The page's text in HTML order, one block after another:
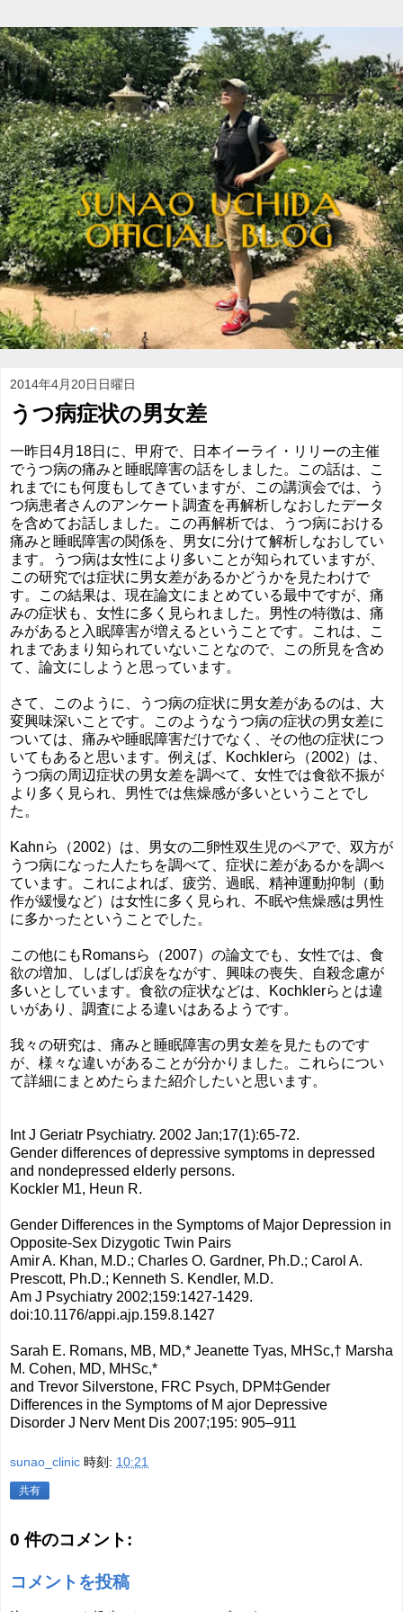
2014年4月20日日曜日
うつ病症状の男女差
一昨日4月18日に、甲府で、日本イーライ・リリーの主催
でうつ病の痛みと睡眠障害の話をしました。この話は、こ
れまでにも何度もしてきていますが、この講演会では、う
つ病患者さんのアンケート調査を再解析しなおしたデータ
を含めてお話しました。この再解析では、うつ病における
痛みと睡眠障害の関係を、男女に分けて解析しなおしてい
ます。うつ病は女性により多いことが知られていますが、
この研究では症状に男女差があるかどうかを見たわけで
す。この結果は、現在論文にまとめている最中ですが、痛
みの症状も、女性に多く見られました。男性の特徴は、痛
みがあると入眠障害が増えるということです。これは、こ
れまであまり知られていないことなので、この所見を含め
て、論文にしようと思っています。
さて、このように、うつ病の症状に男女差があるのは、大
変興味深いことです。このようなうつ病の症状の男女差に
ついては、痛みや睡眠障害だけでなく、その他の症状につ
いてもあると思います。例えば、Kochklerら（2002）は、
うつ病の周辺症状の男女差を調べて、女性では食欲不振が
より多く見られ、男性では焦燥感が多いということでし
た。
Kahnら（2002）は、男女の二卵性双生児のペアで、双方が
うつ病になった人たちを調べて、症状に差があるかを調べ
ています。これによれば、疲労、過眠、精神運動抑制（動
作が緩慢など）は女性に多く見られ、不眠や焦燥感は男性
に多かったということでした。
この他にもRomansら（2007）の論文でも、女性では、食
欲の増加、しばしば涙をながす、興味の喪失、自殺念慮が
多いとしています。食欲の症状などは、Kochklerらとは違
いがあり、調査による違いはあるようです。
我々の研究は、痛みと睡眠障害の男女差を見たものです
が、様々な違いがあることが分かりました。これらについ
て詳細にまとめたらまた紹介したいと思います。
Int J Geriatr Psychiatry. 2002 Jan;17(1):65-72.
Gender differences of depressive symptoms in depressed
and nondepressed elderly persons.
Kockler M1, Heun R.
Gender Differences in the Symptoms of Major Depression in
Opposite-Sex Dizygotic Twin Pairs
Amir A. Khan, M.D.; Charles O. Gardner, Ph.D.; Carol A.
Prescott, Ph.D.; Kenneth S. Kendler, M.D.
Am J Psychiatry 2002;159:1427-1429.
doi:10.1176/appi.ajp.159.8.1427
Sarah E. Romans, MB, MD,* Jeanette Tyas, MHSc,† Marsha
M. Cohen, MD, MHSc,*
and Trevor Silverstone, FRC Psych, DPM‡Gender
Differences in the Symptoms of M ajor Depressive
Disorder J Nerv Ment Dis 2007;195: 905–911
sunao_clinic 時刻: 10:21
共有
0 件のコメント:
コメントを投稿